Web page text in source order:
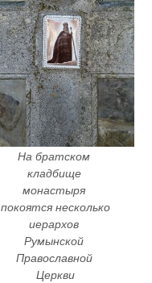
На братском
кладбище
монастыря
покоятся несколько
иерархов
Румынской
Православной
Церкви